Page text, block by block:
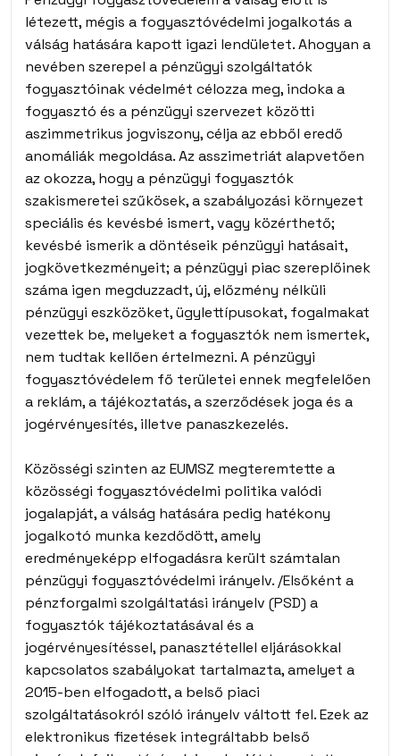
létezett, mégis a fogyasztóvédelmi jogalkotás a
válság hatására kapott igazi lendületet. Ahogyan a
nevében szerepel a pénzügyi szolgáltatók
fogyasztóinak védelmét célozza meg, indoka a
fogyasztó és a pénzügyi szervezet közötti
aszimmetrikus jogviszony, célja az ebből eredő
anomáliák megoldása. Az asszimetriát alapvetően
az okozza, hogy a pénzügyi fogyasztók
szakismeretei szűkösek, a szabályozási környezet
speciális és kevésbé ismert, vagy közérthető;
kevésbé ismerik a döntéseik pénzügyi hatásait,
jogkövetkezményeit; a pénzügyi piac szereplőinek
száma igen megduzzadt, új, előzmény nélküli
pénzügyi eszközöket, ügylettípusokat, fogalmakat
vezettek be, melyeket a fogyasztók nem ismertek,
nem tudtak kellően értelmezni. A pénzügyi
fogyasztóvédelem fő területei ennek megfelelően
a reklám, a tájékoztatás, a szerződések joga és a
jogérvényesítés, illetve panaszkezelés.
Közösségi szinten az EUMSZ megteremtette a
közösségi fogyasztóvédelmi politika valódi
jogalapját, a válság hatására pedig hatékony
jogalkotó munka kezdődött, amely
eredményeképp elfogadásra került számtalan
pénzügyi fogyasztóvédelmi irányelv. /Elsőként a
pénzforgalmi szolgáltatási irányelv (PSD) a
fogyasztók tájékoztatásával és a
jogérvényesítéssel, panasztétellel eljárásokkal
kapcsolatos szabályokat tartalmazta, amelyet a
2015-ben elfogadott, a belső piaci
szolgáltatásokról szóló irányelv váltott fel. Ezek az
elektronikus fizetések integráltabb belső